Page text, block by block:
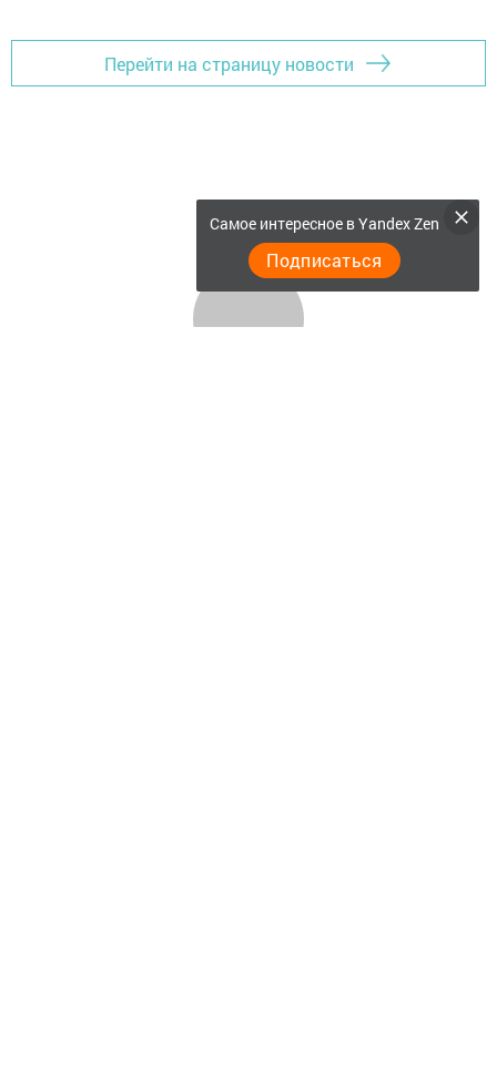
Перейти на страницу новости
Самое интересное в Yandex Zen
Подписаться